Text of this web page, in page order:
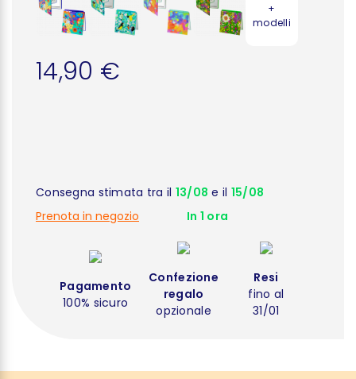
+
modelli
14,90 €
Consegna stimata tra il 13/08 e il 15/08
Prenota in negozio
In 1 ora
Pagamento
100% sicuro
Confezione
regalo
opzionale
Resi
fino al
31/01